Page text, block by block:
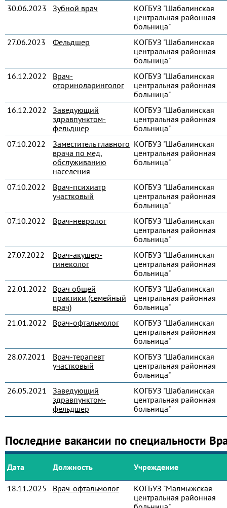
30.06.2023
Зубной врач
КОГБУЗ "Шабалинская
центральная районная
больница"
27.06.2023
Фельдшер
КОГБУЗ "Шабалинская
центральная районная
больница"
16.12.2022
Врач-
оториноларинголог
КОГБУЗ "Шабалинская
центральная районная
больница"
16.12.2022
Заведующий
здравпунктом-
фельдшер
КОГБУЗ "Шабалинская
центральная районная
больница"
07.10.2022
Заместитель главного
врача по мед.
обслуживанию
населения
КОГБУЗ "Шабалинская
центральная районная
больница"
07.10.2022
Врач-психиатр
участковый
КОГБУЗ "Шабалинская
центральная районная
больница"
07.10.2022
Врач-невролог
КОГБУЗ "Шабалинская
центральная районная
больница"
27.07.2022
Врач-акушер-
гинеколог
КОГБУЗ "Шабалинская
центральная районная
больница"
22.01.2022
Врач общей
практики (семейный
врач)
КОГБУЗ "Шабалинская
центральная районная
больница"
21.01.2022
Врач-офтальмолог
КОГБУЗ "Шабалинская
центральная районная
больница"
28.07.2021
Врач-терапевт
участковый
КОГБУЗ "Шабалинская
центральная районная
больница"
26.05.2021
Заведующий
здравпунктом-
фельдшер
КОГБУЗ "Шабалинская
центральная районная
больница"
Последние вакансии по специальности
Дата Должность Учреждение
18.11.2025 Врач-офтальмолог
КОГБУЗ "Малмыжская
центральная районная